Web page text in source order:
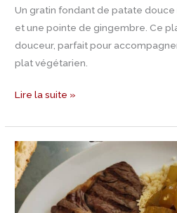
Un gratin fondant de patate
et une pointe de gingembre. Ce
douceur, parfait pour
plat végétarien.
Lire la suite »
Recette
navets
confits